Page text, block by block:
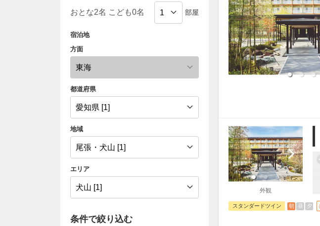
部屋
宿泊地
方面
都道府県
地域
エリア
条件で絞り込む
外観
スタンダードツイン 朝 昼 夕